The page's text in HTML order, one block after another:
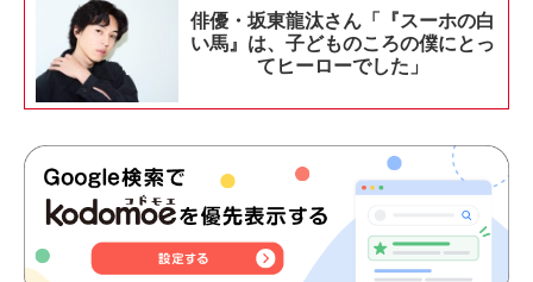
俳優・坂東龍汰さん「『スーホの白
い馬』は、子どものころの僕にとっ
てヒーローでした」